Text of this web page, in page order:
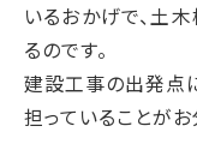
いるおかげで、土
るのです。
建設工事の出発点
担っていることがお